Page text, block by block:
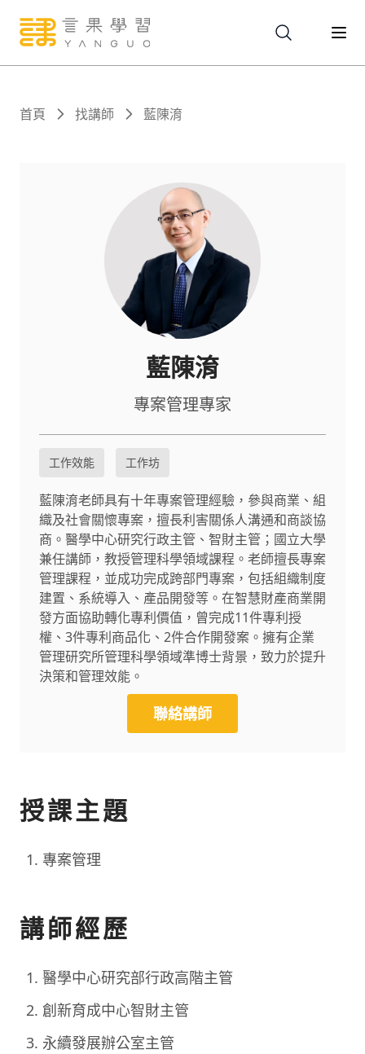
關於
首頁 找講師 藍陳淯
藍陳淯
專案管理專家
工作效能 工作坊
藍陳淯老師具有十年專案管理經驗，參與商業、組
織及社會關懷專案，擅長利害關係人溝通和商談協
商。醫學中心研究行政主管、智財主管；國立大學
兼任講師，教授管理科學領域課程。老師擅長專案
管理課程，並成功完成跨部門專案，包括組織制度
建置、系統導入、產品開發等。在智慧財產商業開
發方面協助轉化專利價值，曾完成11件專利授
權、3件專利商品化、2件合作開發案。擁有企業
管理研究所管理科學領域準博士背景，致力於提升
決策和管理效能。
聯絡講師
授課主題
專案管理
講師經歷
醫學中心研究部行政高階主管
創新育成中心智財主管
永續發展辦公室主管